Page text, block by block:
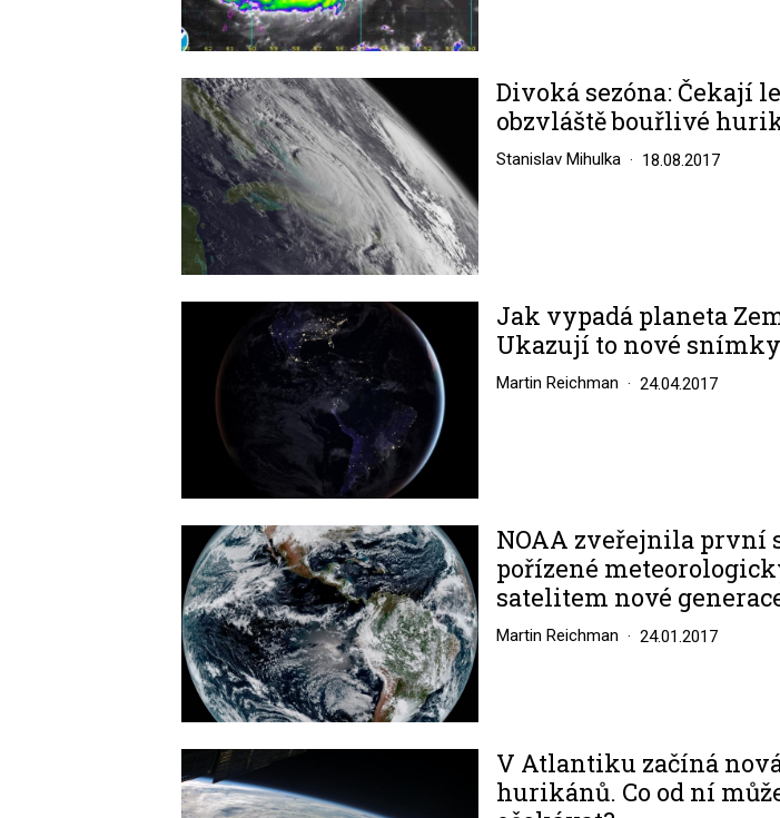
Image
Divoká sezóna: Čekají
obzvláště bouřlivé
Stanislav Mihulka 18.08.2017
Jak vypadá planeta
Ukazují to nové
Martin Reichman 24.04.2017
Image
NOAA zveřejnila první
pořízené
satelitem nové
Martin Reichman 24.01.2017
Image
V Atlantiku začíná
hurikánů. Co od ní